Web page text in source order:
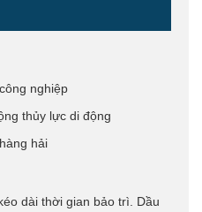
nghiệp
thủy lực di động
hải
dài thời gian bảo trì. Dầu